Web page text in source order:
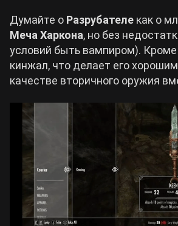
Думайте о Разрубателе как о
Меча Харкона, но без
условий быть вампиром). Кроме
кинжал, что делает его
качестве вторичного оружия